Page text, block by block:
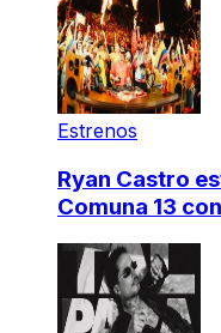
Estrenos
Ryan Castro
Comuna 13